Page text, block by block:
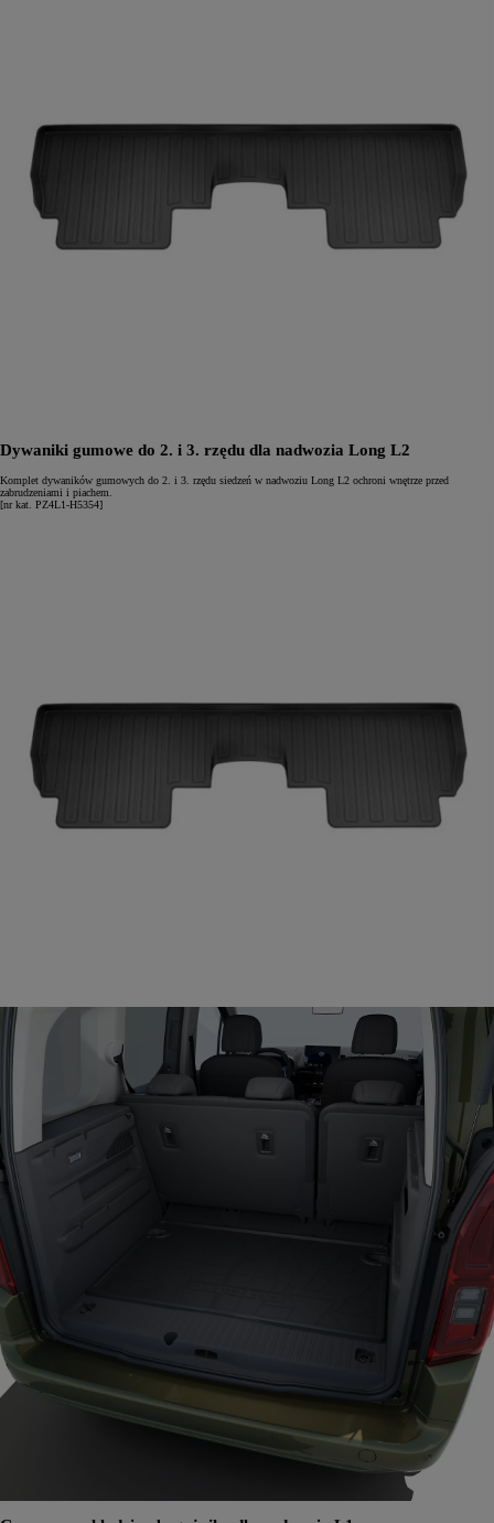
Dywaniki gumowe do 2. i 3. rzędu dla nadwozia Long L2
Komplet dywaników gumowych do 2. i 3. rzędu siedzeń w nadwoziu Long L2 ochroni wnętrze przed
zabrudzeniami i piachem.
[nr kat. PZ4L1-H5354]